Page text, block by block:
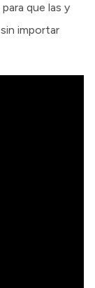
que las y
importar